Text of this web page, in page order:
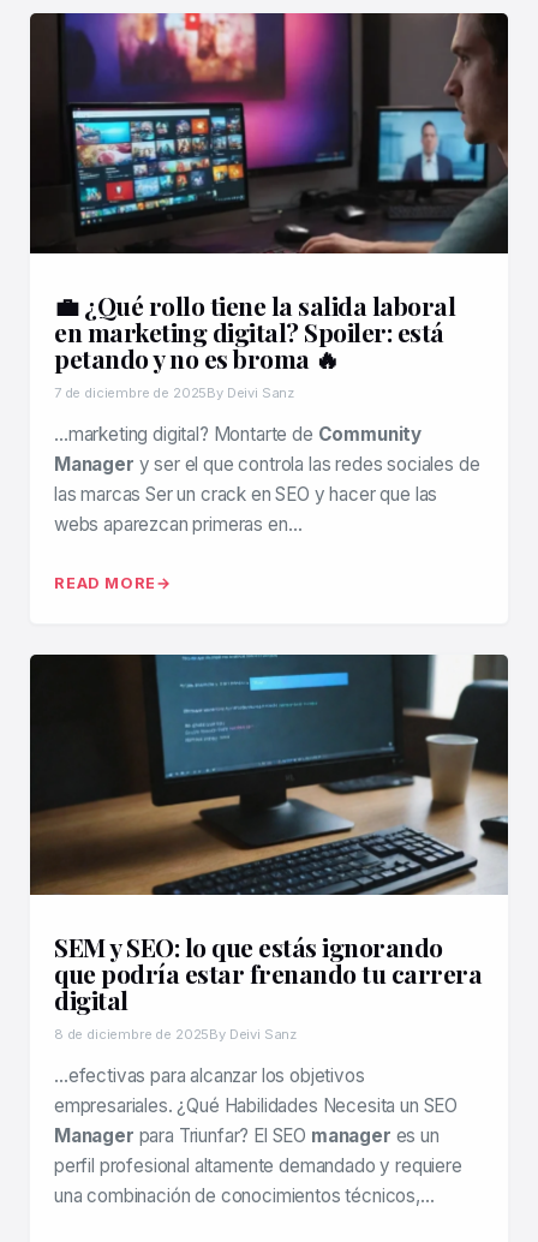
💼 ¿Qué rollo tiene la salida laboral
en marketing digital? Spoiler: está
petando y no es broma 🔥
7 de diciembre de 2025By Deivi Sanz
…marketing digital? Montarte de Community
Manager y ser el que controla las redes sociales de
las marcas Ser un crack en SEO y hacer que las
webs aparezcan primeras en…
READ MORE
SEM y SEO: lo que estás ignorando
que podría estar frenando tu carrera
digital
8 de diciembre de 2025By Deivi Sanz
…efectivas para alcanzar los objetivos
empresariales. ¿Qué Habilidades Necesita un SEO
Manager para Triunfar? El SEO manager es un
perfil profesional altamente demandado y requiere
una combinación de conocimientos técnicos,…